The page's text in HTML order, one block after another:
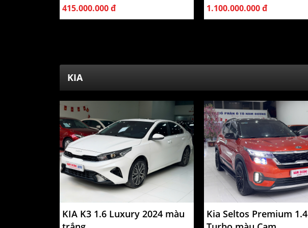
415.000.000 đ 1.100.000.000 đ
KIA
KIA K3 1.6 Luxury 2024 màu
Kia Seltos Premium 1.4